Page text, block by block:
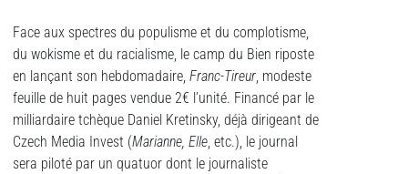
Face aux spectres du populisme et du complotisme,
du wokisme et du racialisme, le camp du Bien riposte
en lançant son hebdomadaire, Franc-Tireur, modeste
feuille de huit pages vendue 2€ l’unité. Financé par le
milliardaire tchèque Daniel Kretinsky, déjà dirigeant de
Czech Media Invest (Marianne, Elle, etc.), le journal
sera piloté par un quatuor dont le journaliste